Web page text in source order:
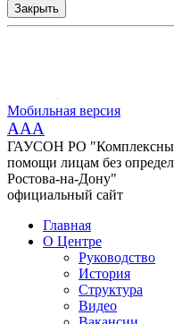
Закрыть
Мобильная версия
AAA
ГАУСОН РО
помощи лицам без
Ростова-на-Дону"
официальный сайт
Главная
О Центре
Руководство
История
Структура
Видео